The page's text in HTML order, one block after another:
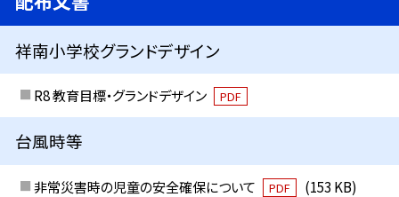
祥南小学校グランドデザイン
R8 教育目標・グランドデザイン PDF
台風時等
非常災害時の児童の安全確保について PDF (153 KB)